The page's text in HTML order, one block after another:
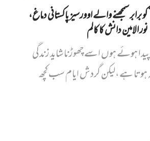
برابر سمجھنے والے اوورسیز پاکستانی دماغ،
نور الامین دانش کا کالم
ہوئے ہوں اسے چھوڑنا شاید زندگی
ہوتا ہے،لیکن گردش ایام سب کچھ